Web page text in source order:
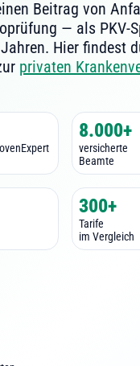
Beitrag von
— als PKV-
Hier findest
privaten
8.000+
versicherte
Beamte
300+
Tarife
im Vergleich